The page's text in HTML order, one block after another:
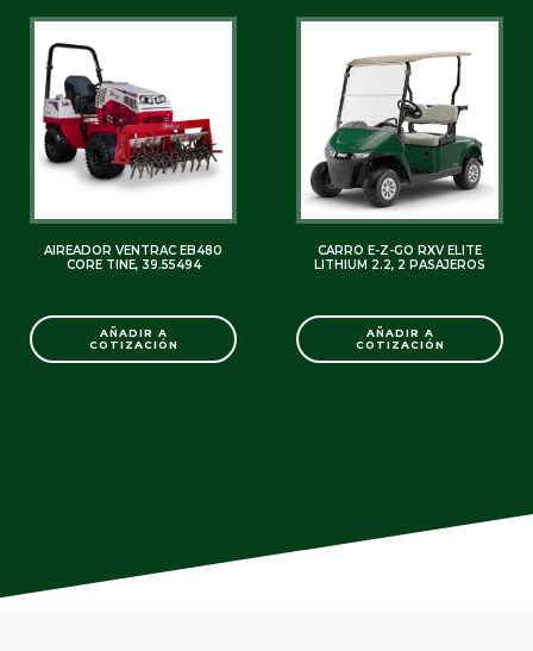
AIREADOR VENTRAC EB480
CORE TINE, 39.55494
AÑADIR A
COTIZACIÓN
CARRO E-Z-GO RXV ELITE
LITHIUM 2.2, 2 PASAJEROS
AÑADIR A
COTIZACIÓN